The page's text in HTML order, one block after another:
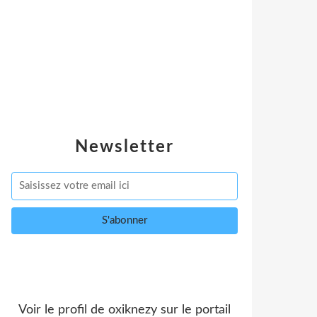
Newsletter
Voir le profil de oxiknezy sur le portail